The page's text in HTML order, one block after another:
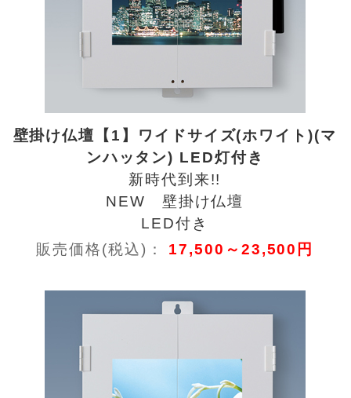
壁掛け仏壇【1】ワイドサイズ(ホワイト)(マ
ンハッタン) LED灯付き
新時代到来!!
NEW 壁掛け仏壇
LED付き
販売価格(税込)： 17,500～23,500円